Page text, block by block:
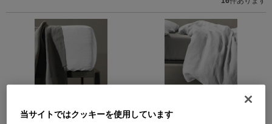
クスシーツ セミダブル (ホワイト)
（セミダブル ホワイト）
SOCIETY (ソサエティ) - REM デュ
ベカバー セミダブル (ホワイト)
（セミダブル ホワイト）
当サイトではクッキーを使用しています